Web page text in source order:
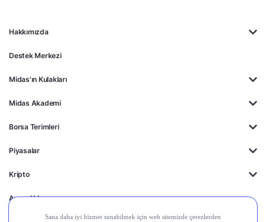
Hakkımızda
Destek Merkezi
Midas'ın Kulakları
Midas Akademi
Borsa Terimleri
Piyasalar
Kripto
Ayrıcalıklar